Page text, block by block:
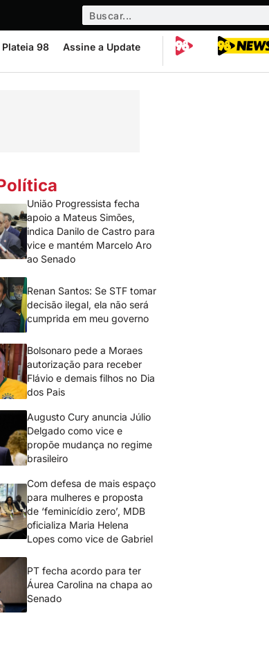
Plateia 98 Assine a Update
União Progressista fecha
apoio a Mateus Simões,
indica Danilo de Castro para
vice e mantém Marcelo Aro
ao Senado
Renan Santos: Se STF tomar
decisão ilegal, ela não será
cumprida em meu governo
Bolsonaro pede a Moraes
autorização para receber
Flávio e demais filhos no Dia
dos Pais
Augusto Cury anuncia Júlio
Delgado como vice e
propõe mudança no regime
brasileiro
Com defesa de mais espaço
para mulheres e proposta
de ‘feminicídio zero’, MDB
oficializa Maria Helena
Lopes como vice de Gabriel
PT fecha acordo para ter
Áurea Carolina na chapa ao
Senado